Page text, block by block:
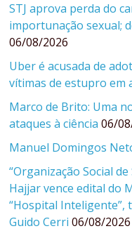
STJ aprova perda do
importunação sexual;
06/08/2026
Uber é acusada de
vítimas de estupro em
Marco de Brito: Uma
ataques à ciência 06/
Manuel Domingos
“Organização Social
Hajjar vence edital do
“Hospital Inteligente”,
Guido Cerri 06/08/2026